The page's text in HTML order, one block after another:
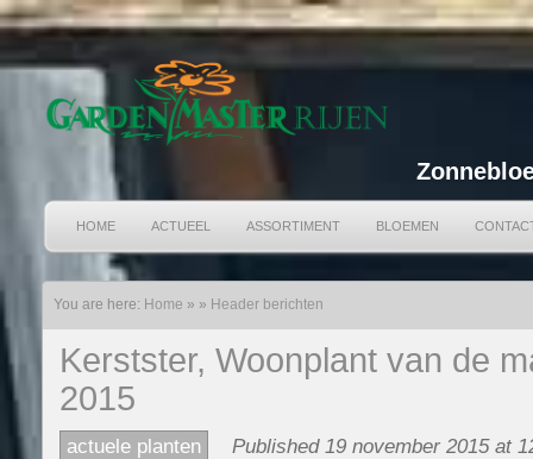
HOME ACTUEEL ASSORTIMENT BLOEMEN
You are here: Home » » Header berichten
Kerstster, Woonplant van de
2015
actuele planten Published 19 november 2015 at